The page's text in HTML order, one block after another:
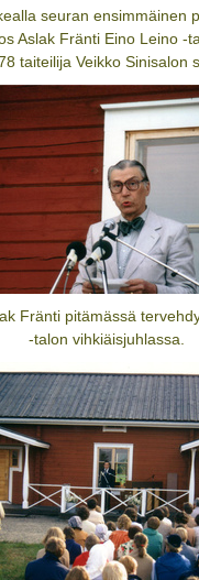
seuran ensimmäinen
Aslak Fränti Eino Leino -
taiteilija Veikko Sinisalon
Fränti pitämässä
-talon vihkiäisjuhlassa.